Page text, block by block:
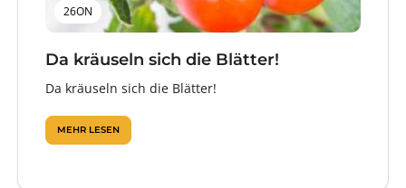
26ON
Da kräuseln sich die Blätter!
Da kräuseln sich die Blätter!
MEHR LESEN